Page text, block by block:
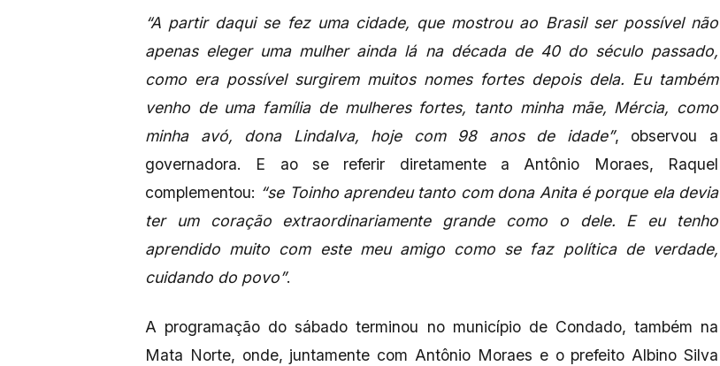
“A partir daqui se fez uma cidade, que mostrou ao Brasil ser possível não
apenas eleger uma mulher ainda lá na década de 40 do século passado,
como era possível surgirem muitos nomes fortes depois dela. Eu também
venho de uma família de mulheres fortes, tanto minha mãe, Mércia, como
minha avó, dona Lindalva, hoje com 98 anos de idade”, observou a
governadora. E ao se referir diretamente a Antônio Moraes, Raquel
complementou: “se Toinho aprendeu tanto com dona Anita é porque ela devia
ter um coração extraordinariamente grande como o dele. E eu tenho
aprendido muito com este meu amigo como se faz política de verdade,
cuidando do povo”.
A programação do sábado terminou no município de Condado, também na
Mata Norte, onde, juntamente com Antônio Moraes e o prefeito Albino Silva